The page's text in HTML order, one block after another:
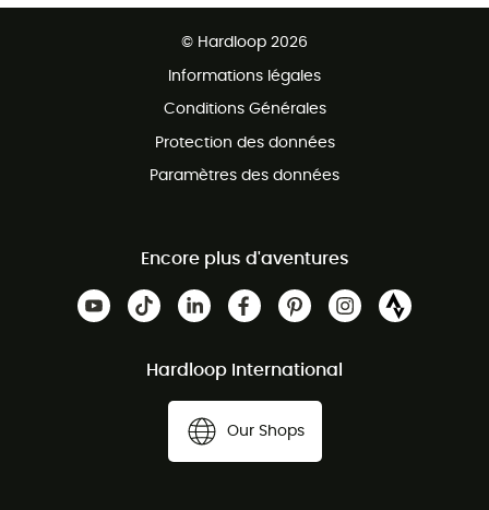
© Hardloop 2026
Informations légales
Conditions Générales
Protection des données
Paramètres des données
Encore plus d'aventures
Hardloop International
Our Shops